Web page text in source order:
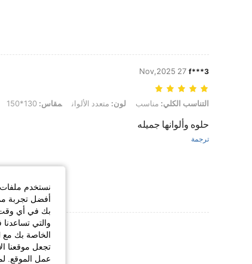
f***3
27 Nov,2025
التناسب الكلي: مناسب, لون: متعدد الألوان, مقاس: 130*150
التناسب الكلي: مناسب لون: متعدد الألوان مقاس:
حلوه وألوانها جميله
ترجمة
عرض
نستخدم ملفات
أفضل تجربة
بك في أي وقت
والتي
تجعل موقعنا
عمل الموقع.